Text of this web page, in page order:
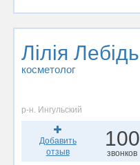
Лілія Лебідь
косметолог
р-н. Ингульский
Добавить
отзыв
100
звонков